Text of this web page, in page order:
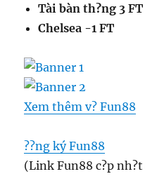
Tài bàn th?ng 3 FT
Chelsea -1 FT
Xem thêm v? Fun88
??ng ký Fun88
(Link Fun88 c?p